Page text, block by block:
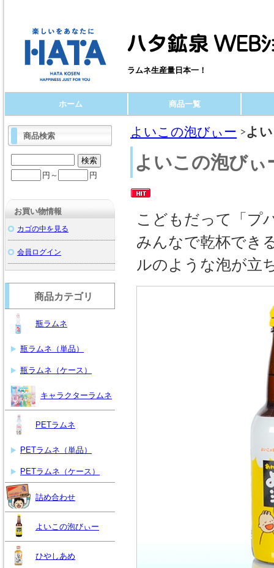
ラムネ生産量日本一！
ホーム 商品一覧
よいこの泡びぃー よ
よいこの泡びぃ
こどもだって「プ
みんなで乾杯でき
ルのような泡が立
商品検索
円～ 円
お買い物情報
カゴの中を見る
会員ログイン
商品カテゴリ
瓶ラムネ
瓶ラムネ（単品）
瓶ラムネ（ケース）
キャラクターラムネ
PETラムネ
PETラムネ（単品）
PETラムネ（ケース）
詰め合わせ
よいこの泡びぃー
ひやしあめ